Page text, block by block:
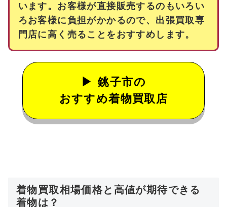
います。お客様が直接販売するのもいろい
ろお客様に負担がかかるので、出張買取専
門店に高く売ることをおすすめします。
銚子市の
おすすめ着物買取店
着物買取相場価格と高値が期待できる
着物は？